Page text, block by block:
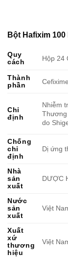
Bột Hafixim
Quy
cách
Hộp 24
Thành
phần
Cefixime
Chỉ
định
Nhiễm
Thương
do
Chống
chỉ
định
Dị ứng
Nhà
sản
xuất
DƯỢC
Nước
sản
xuất
Việt
Xuất
xứ
thương
hiệu
Việt